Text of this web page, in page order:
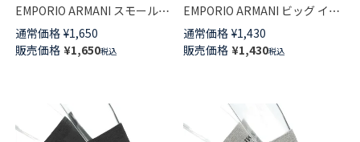
EMPORIO ARMANI スモールベ
ア サイドストライプ ベア刺繍
ミドル丈 カジュアル ソックス
メンズ 02312589
通常価格 ¥1,650
販売価格 ¥1,650税込
EMPORIO ARMANI ビッグ イー
グル リンクス ミドル丈 カジュ
アル ソックス メンズ 日本製
02342444
通常価格 ¥1,430
販売価格 ¥1,430税込